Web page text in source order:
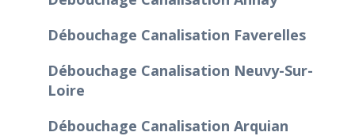
Débouchage Canalisation Faverelles
Débouchage Canalisation Neuvy-Sur-
Loire
Débouchage Canalisation Arquian